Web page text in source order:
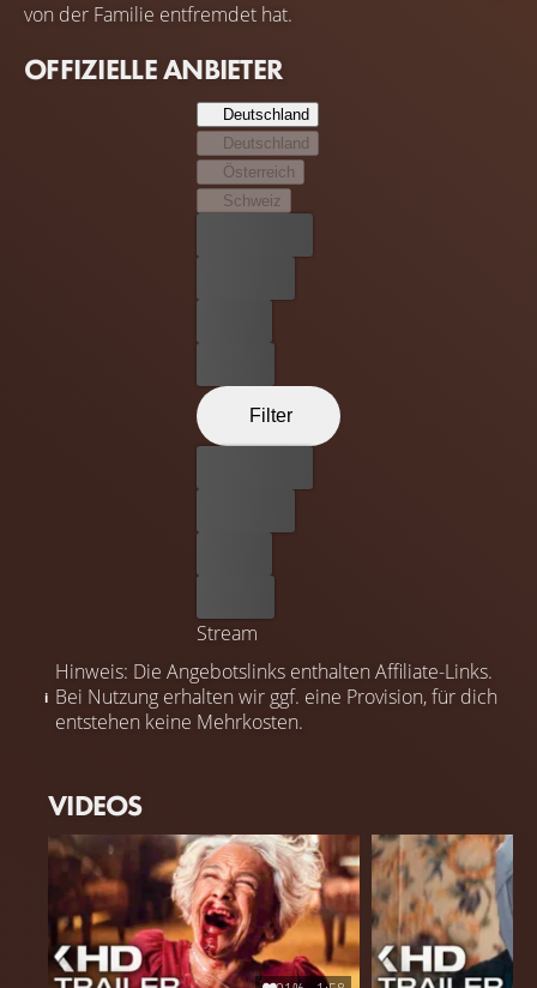
von der Familie entfremdet hat.
OFFIZIELLE ANBIETER
Deutschland
Deutschland
Österreich
Schweiz
Filter
Stream
Hinweis: Die Angebotslinks enthalten Affiliate-Links.
Bei Nutzung erhalten wir ggf. eine Provision, für dich
entstehen keine Mehrkosten.
VIDEOS